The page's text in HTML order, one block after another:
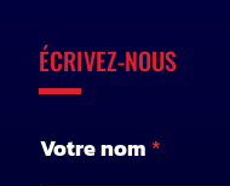
ÉCRIVEZ-NOUS
Votre nom *